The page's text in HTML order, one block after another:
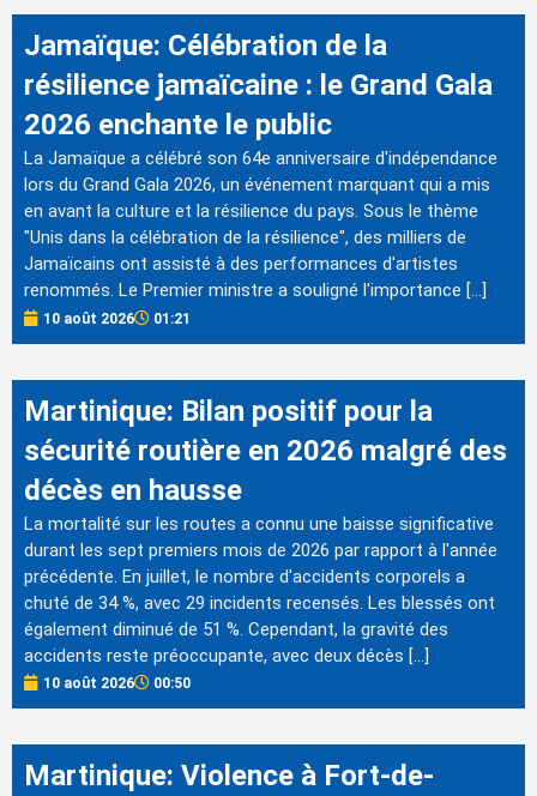
Jamaïque: Célébration de la
résilience jamaïcaine : le Grand Gala
2026 enchante le public
La Jamaïque a célébré son 64e anniversaire d'indépendance
lors du Grand Gala 2026, un événement marquant qui a mis
en avant la culture et la résilience du pays. Sous le thème
"Unis dans la célébration de la résilience", des milliers de
Jamaïcains ont assisté à des performances d'artistes
renommés. Le Premier ministre a souligné l'importance […]
10 août 2026 01:21
Martinique: Bilan positif pour la
sécurité routière en 2026 malgré des
décès en hausse
La mortalité sur les routes a connu une baisse significative
durant les sept premiers mois de 2026 par rapport à l'année
précédente. En juillet, le nombre d'accidents corporels a
chuté de 34 %, avec 29 incidents recensés. Les blessés ont
également diminué de 51 %. Cependant, la gravité des
accidents reste préoccupante, avec deux décès […]
10 août 2026 00:50
Martinique: Violence à Fort-de-